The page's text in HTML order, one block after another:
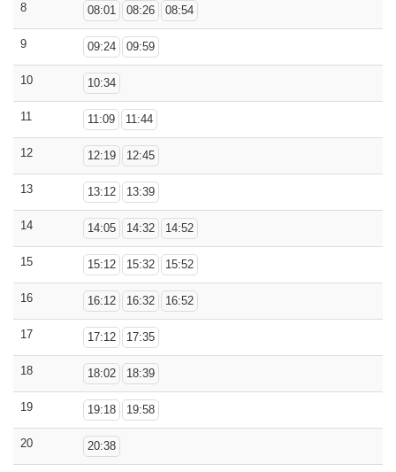
8 08:01 08:26 08:54
9 09:24 09:59
10 10:34
11 11:09 11:44
12 12:19 12:45
13 13:12 13:39
14 14:05 14:32 14:52
15 15:12 15:32 15:52
16 16:12 16:32 16:52
17 17:12 17:35
18 18:02 18:39
19 19:18 19:58
20 20:38